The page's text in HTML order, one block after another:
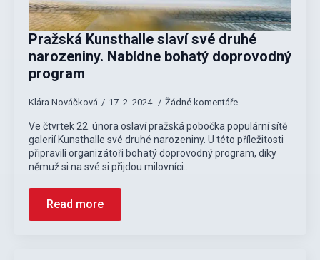
Pražská Kunsthalle slaví své druhé
narozeniny. Nabídne bohatý doprovodný
program
Klára Nováčková 17. 2. 2024 Žádné komentáře
Ve čtvrtek 22. února oslaví pražská pobočka populární sítě
galerií Kunsthalle své druhé narozeniny. U této příležitosti
připravili organizátoři bohatý doprovodný program, díky
němuž si na své si přijdou milovníci…
Read more